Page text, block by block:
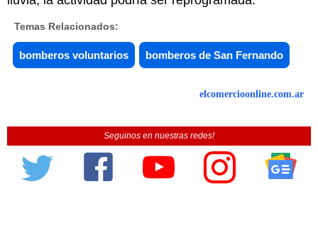
Temas Relacionados:
bomberos voluntarios bomberos de San Fernando
elcomercioonline.com.ar
Seguinos en nuestras redes!